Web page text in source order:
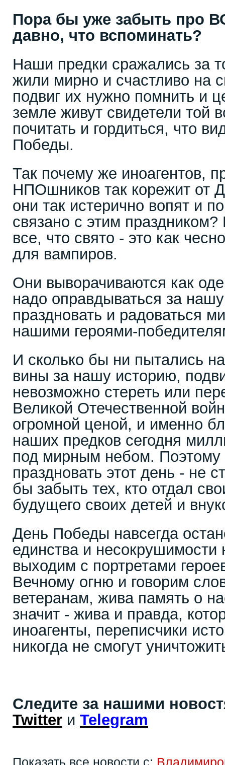
Пора бы уже забыть про
давно, что вспоминать?
Наши предки сражались за
жили мирно и счастливо на
подвиг их нужно помнить и
земле живут свидетели той
почитать и гордиться, что
Победы.
Так почему же иноагентов,
НПОшников так корежит от
они так истерично вопят и
связано с этим
все, что свято - это как
для вампиров.
Они выворачиваются как
надо оправдываться за
праздновать и радоваться
нашими героями-
И сколько бы ни пытались
вины за нашу историю,
невозможно стереть или
Великой Отечественной
огромной ценой, и именно
наших предков сегодня
под мирным небом. Поэтому
праздновать этот день - не
бы забыть тех, кто отдал
будущего своих детей и
День Победы навсегда
единства и
выходим с портретами
Вечному огню и говорим
ветеранам, жива память о
значит - жива и правда,
иноагенты, переписчики
никогда не смогут
Следите за нашими
Twitter и Telegram
Показать все новости с: